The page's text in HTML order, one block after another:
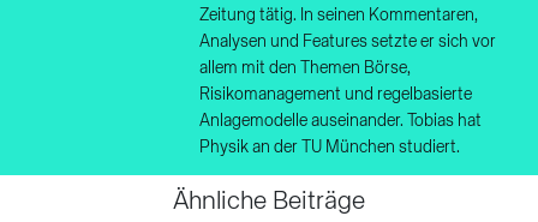
Zeitung tätig. In seinen Kommentaren,
Analysen und Features setzte er sich vor
allem mit den Themen Börse,
Risikomanagement und regelbasierte
Anlagemodelle auseinander. Tobias hat
Physik an der TU München studiert.
Ähnliche Beiträge